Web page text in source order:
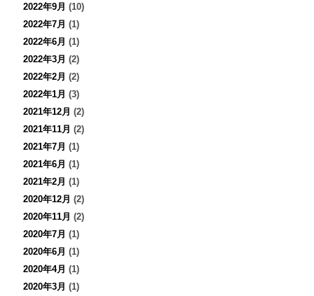
2022年9月 (10)
2022年7月 (1)
2022年6月 (1)
2022年3月 (2)
2022年2月 (2)
2022年1月 (3)
2021年12月 (2)
2021年11月 (2)
2021年7月 (1)
2021年6月 (1)
2021年2月 (1)
2020年12月 (2)
2020年11月 (2)
2020年7月 (1)
2020年6月 (1)
2020年4月 (1)
2020年3月 (1)